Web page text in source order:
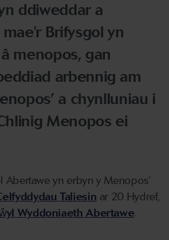
ddiweddar a
Brifysgol yn
menopos, gan
arbennig am
a chynlluniau i
Menopos ei
Abertawe yn erbyn y Menopos’
Taliesin ar 20 Hydref,
Wyddoniaeth Abertawe.